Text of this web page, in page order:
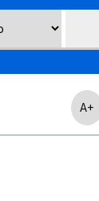
A+